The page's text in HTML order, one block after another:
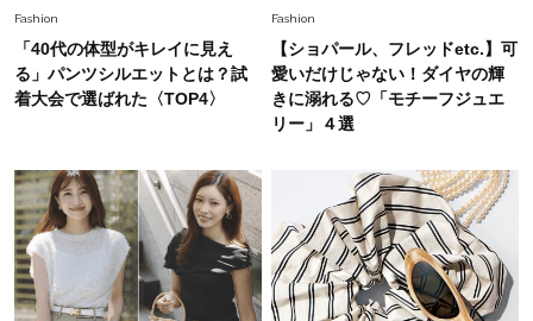
Fashion
「40代の体型がキレイに見え
る」パンツシルエットとは？試
着大会で選ばれた〈TOP4〉
Fashion
【ショパール、フレッドetc.】可
愛いだけじゃない！ダイヤの輝
きに溺れる♡「モチーフジュエ
リー」４選